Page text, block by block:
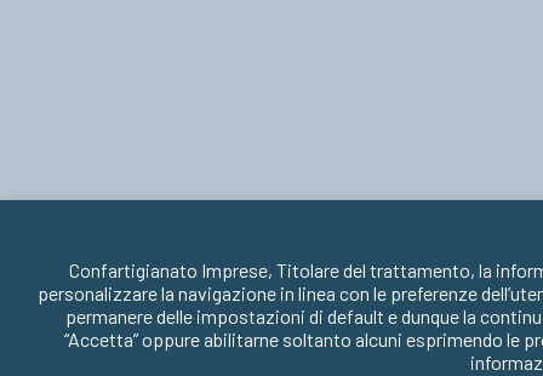
Confartigianato Imprese, Titolare del trattamento, la
personalizzare la navigazione in linea con le preferenze
permanere delle impostazioni di default e dunque la
“Accetta” oppure abilitarne soltanto alcuni esprimendo le